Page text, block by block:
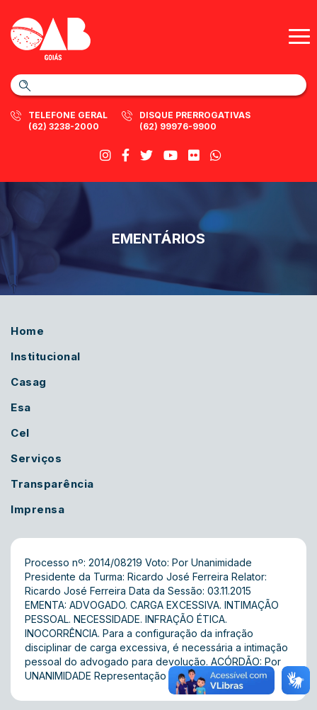
TELEFONE GERAL
(62) 3238-2000
DISQUE PRERROGATIVAS
(62) 99976-9900
EMENTÁRIOS
Home
Institucional
Casag
Esa
Cel
Serviços
Transparência
Imprensa
Processo nº: 2014/08219 Voto: Por Unanimidade
Presidente da Turma: Ricardo José Ferreira Relator:
Ricardo José Ferreira Data da Sessão: 03.11.2015
EMENTA: ADVOGADO. CARGA EXCESSIVA. INTIMAÇÃO
PESSOAL. NECESSIDADE. INFRAÇÃO ÉTICA.
INOCORRÊNCIA. Para a configuração da infração
disciplinar de carga excessiva, é necessária a intimação
pessoal do advogado para devolução. ACÓRDÃO: Por
UNANIMIDADE Representação julgada Improcedente.